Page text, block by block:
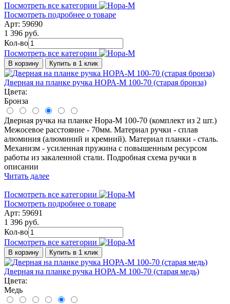
Посмотреть все категории
Посмотреть подробнее о товаре
Арт: 59690
1 396 руб.
Кол-во
Посмотреть все категории
В корзину Купить в 1 клик
Дверная на планке ручка НОРА-М 100-70 (старая бронза)
Цвета:
Бронза
Дверная ручка на планке Нора-М 100-70 (комплект из 2 шт.)
Межосевое расстояние - 70мм. Материал ручки - сплав
алюминия (алюминий и кремний). Материал планки - сталь.
Механизм - усиленная пружина с повышенным ресурсом
работы из закаленной стали. Подробная схема ручки в
описании
Читать далее
Посмотреть все категории
Посмотреть подробнее о товаре
Арт: 59691
1 396 руб.
Кол-во
Посмотреть все категории
В корзину Купить в 1 клик
Дверная на планке ручка НОРА-М 100-70 (старая медь)
Цвета:
Медь